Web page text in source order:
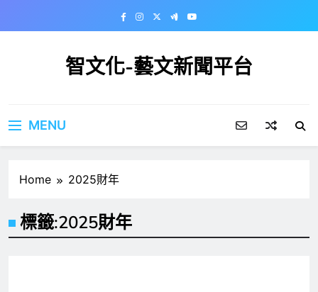
智文化-藝文新聞平台
MENU
Home 2025財年
標籤:2025財年